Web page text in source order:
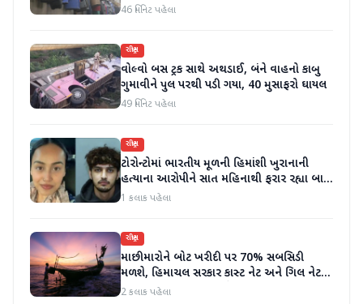
46 મિનિટ પહેલા
રાષ્ટ્રીય
વોલ્વો બસ ટ્રક સાથે અથડાઈ, બંને વાહનો કાબુ
ગુમાવીને પુલ પરથી પડી ગયા, 40 મુસાફરો ઘાયલ
49 મિનિટ પહેલા
રાષ્ટ્રીય
ટોરોન્ટોમાં ભારતીય મૂળની હિમાંશી ખુરાનાની
હત્યાના આરોપીને સાત મહિનાથી ફરાર રહ્યા બાદ
ધરપકડ કરવામાં આવી
1 કલાક પહેલા
રાષ્ટ્રીય
માછીમારોને બોટ ખરીદી પર 70% સબસિડી
મળશે, હિમાચલ સરકાર કાસ્ટ નેટ અને ગિલ નેટ
પર 90% સબસિડી આપશે
2 કલાક પહેલા